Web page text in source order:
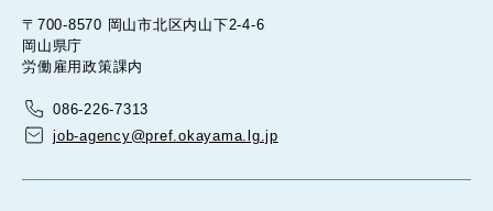
〒700-8570 岡山市北区内山下2-4-6
岡山県庁
労働雇用政策課内
086-226-7313
job-agency@pref.okayama.lg.jp